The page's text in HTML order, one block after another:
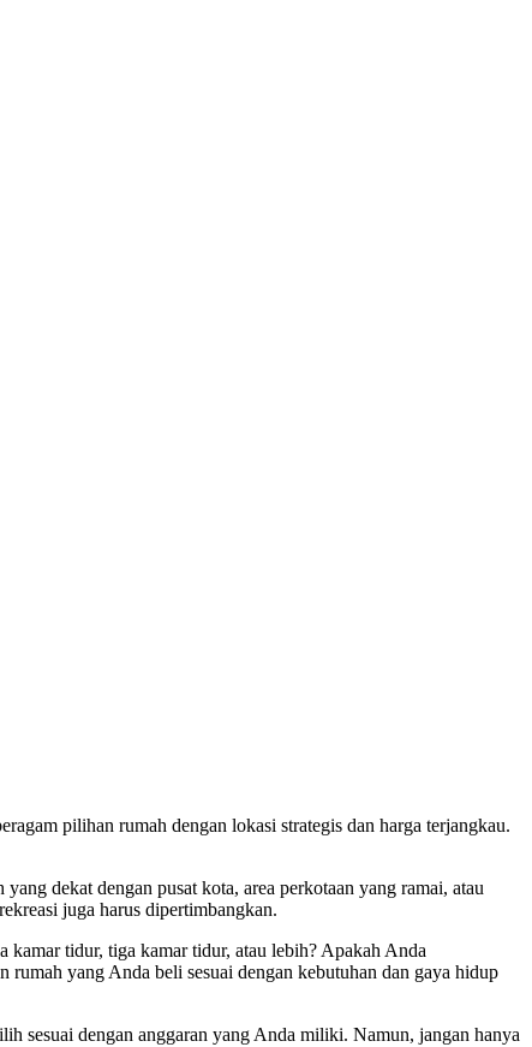
pilihan rumah dengan lokasi strategis dan harga terjangkau.
dekat dengan pusat kota, area perkotaan yang ramai, atau
juga harus dipertimbangkan.
kamar tidur, tiga kamar tidur, atau lebih? Apakah Anda
yang Anda beli sesuai dengan kebutuhan dan gaya hidup
sesuai dengan anggaran yang Anda miliki. Namun, jangan hanya